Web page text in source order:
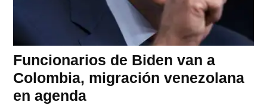
Funcionarios de Biden van a
Colombia, migración venezolana
en agenda